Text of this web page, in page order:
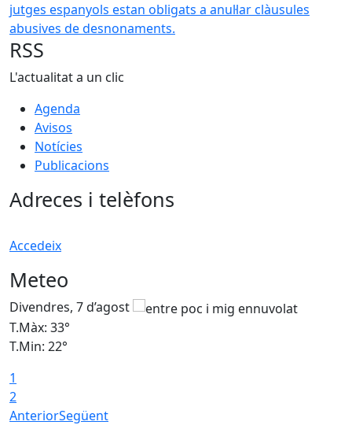
jutges espanyols estan obligats a anul·lar clàusules
abusives de desnonaments.
RSS
L'actualitat a un clic
Agenda
Avisos
Notícies
Publicacions
Adreces i telèfons
Accedeix
Meteo
Divendres, 7 d’agost
T.Màx: 33°
T.Min: 22°
1
2
AnteriorSegüent